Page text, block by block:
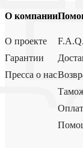
О компании
О проекте
Гарантии
Пресса о нас
F.A.Q.